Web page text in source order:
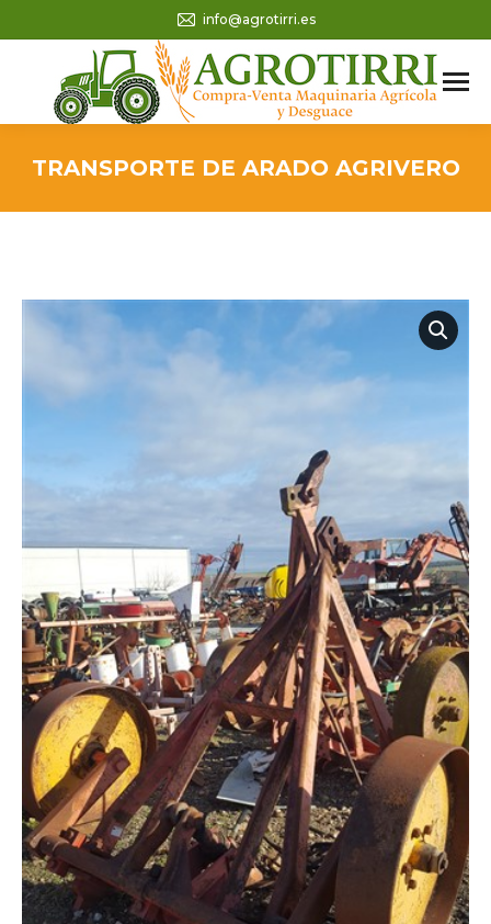
info@agrotirri.es
TRANSPORTE DE ARADO AGRIVERO